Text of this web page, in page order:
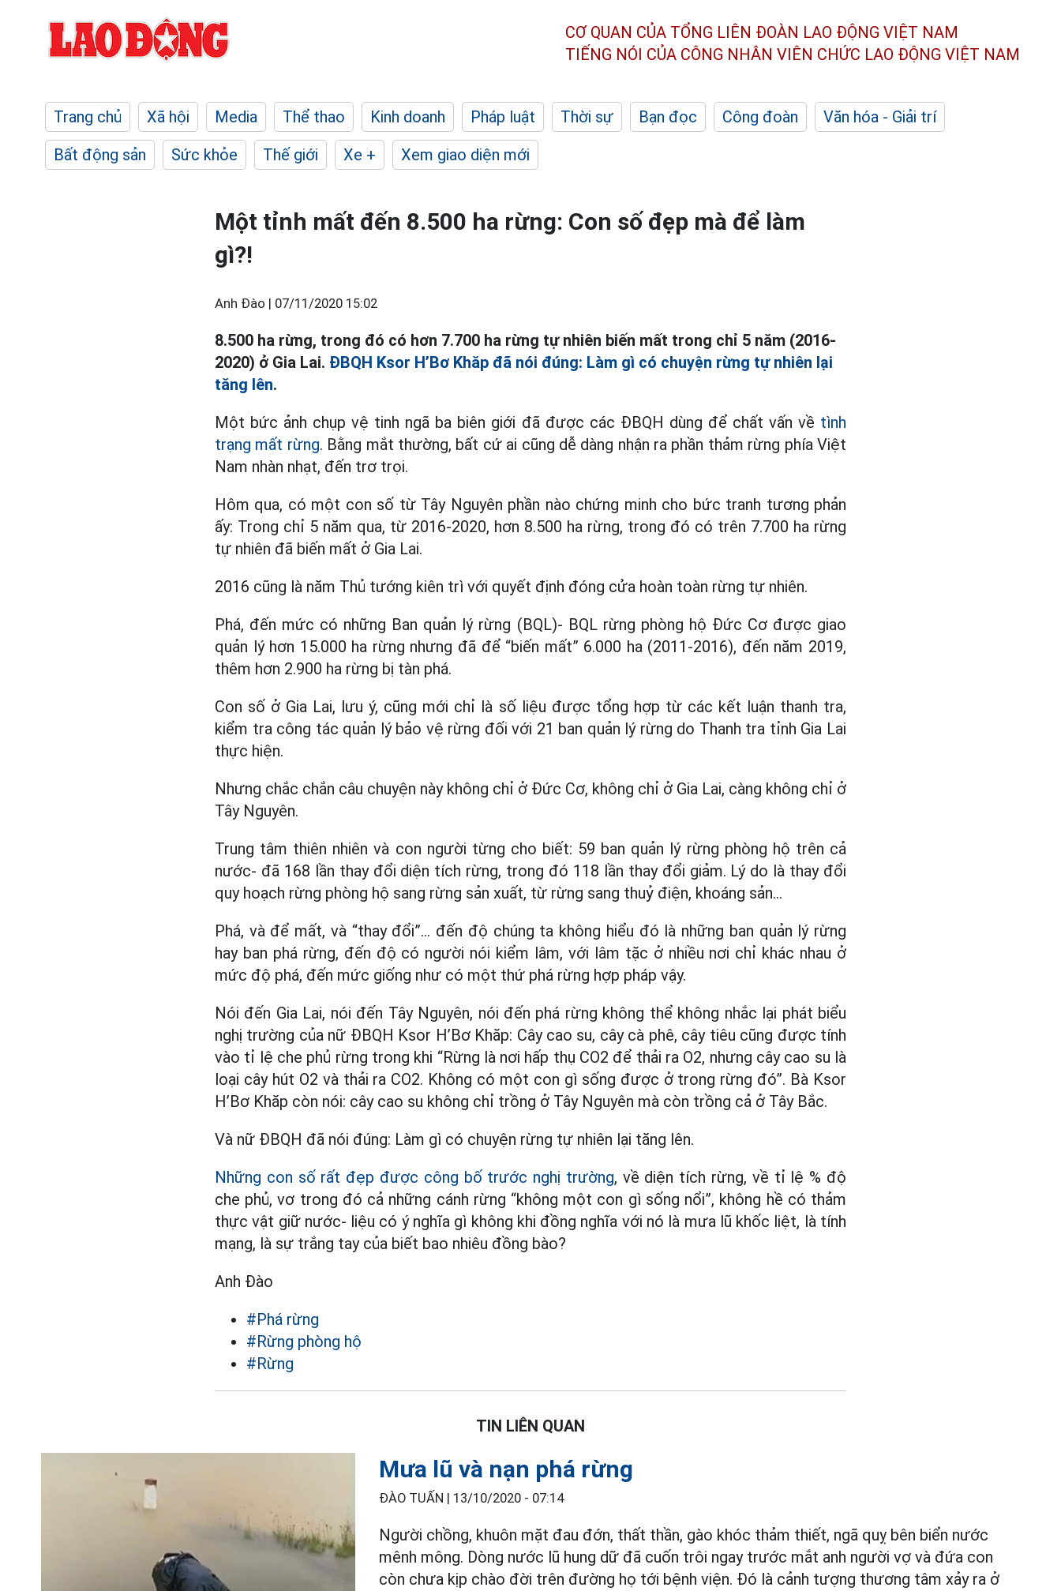
CƠ QUAN CỦA TỔNG LIÊN ĐOÀN LAO ĐỘNG VIỆT NAM
TIẾNG NÓI CỦA CÔNG NHÂN VIÊN CHỨC LAO ĐỘNG VIỆT NAM
Trang chủ Xã hội Media Thể thao Kinh doanh Pháp luật Thời sự Bạn đọc Công đoàn
Văn hóa - Giải trí
Bất động sản
Sức khỏe Thế giới Xe + Xem giao diện mới
Một tỉnh mất đến 8.500 ha rừng: Con số đẹp mà để làm
gì?!
Anh Đào | 07/11/2020 15:02
8.500 ha rừng, trong đó có hơn 7.700 ha rừng tự nhiên biến mất trong chỉ 5 năm (2016-
2020) ở Gia Lai. ĐBQH Ksor H’Bơ Khăp đã nói đúng: Làm gì có chuyện rừng tự nhiên lại
tăng lên.
Một bức ảnh chụp vệ tinh ngã ba biên giới đã được các ĐBQH dùng để chất vấn về tình
trạng mất rừng. Bằng mắt thường, bất cứ ai cũng dễ dàng nhận ra phần thảm rừng phía Việt
Nam nhàn nhạt, đến trơ trọi.
Hôm qua, có một con số từ Tây Nguyên phần nào chứng minh cho bức tranh tương phản
ấy: Trong chỉ 5 năm qua, từ 2016-2020, hơn 8.500 ha rừng, trong đó có trên 7.700 ha rừng
tự nhiên đã biến mất ở Gia Lai.
2016 cũng là năm Thủ tướng kiên trì với quyết định đóng cửa hoàn toàn rừng tự nhiên.
Phá, đến mức có những Ban quản lý rừng (BQL)- BQL rừng phòng hộ Đức Cơ được giao
quản lý hơn 15.000 ha rừng nhưng đã để “biến mất” 6.000 ha (2011-2016), đến năm 2019,
thêm hơn 2.900 ha rừng bị tàn phá.
Con số ở Gia Lai, lưu ý, cũng mới chỉ là số liệu được tổng hợp từ các kết luận thanh tra,
kiểm tra công tác quản lý bảo vệ rừng đối với 21 ban quản lý rừng do Thanh tra tỉnh Gia Lai
thực hiện.
Nhưng chắc chắn câu chuyện này không chỉ ở Đức Cơ, không chỉ ở Gia Lai, càng không chỉ ở
Tây Nguyên.
Trung tâm thiên nhiên và con người từng cho biết: 59 ban quản lý rừng phòng hộ trên cả
nước- đã 168 lần thay đổi diện tích rừng, trong đó 118 lần thay đổi giảm. Lý do là thay đổi
quy hoạch rừng phòng hộ sang rừng sản xuất, từ rừng sang thuỷ điện, khoáng sản...
Phá, và để mất, và “thay đổi”... đến độ chúng ta không hiểu đó là những ban quản lý rừng
hay ban phá rừng, đến độ có người nói kiểm lâm, với lâm tặc ở nhiều nơi chỉ khác nhau ở
mức độ phá, đến mức giống như có một thứ phá rừng hợp pháp vậy.
Nói đến Gia Lai, nói đến Tây Nguyên, nói đến phá rừng không thể không nhắc lại phát biểu
nghị trường của nữ ĐBQH Ksor H’Bơ Khăp: Cây cao su, cây cà phê, cây tiêu cũng được tính
vào tỉ lệ che phủ rừng trong khi “Rừng là nơi hấp thụ CO2 để thải ra O2, nhưng cây cao su là
loại cây hút O2 và thải ra CO2. Không có một con gì sống được ở trong rừng đó”. Bà Ksor
H’Bơ Khăp còn nói: cây cao su không chỉ trồng ở Tây Nguyên mà còn trồng cả ở Tây Bắc.
Và nữ ĐBQH đã nói đúng: Làm gì có chuyện rừng tự nhiên lại tăng lên.
Những con số rất đẹp được công bố trước nghị trường, về diện tích rừng, về tỉ lệ % độ
che phủ, vơ trong đó cả những cánh rừng “không một con gì sống nổi”, không hề có thảm
thực vật giữ nước- liệu có ý nghĩa gì không khi đồng nghĩa với nó là mưa lũ khốc liệt, là tính
mạng, là sự trắng tay của biết bao nhiêu đồng bào?
Anh Đào
#Phá rừng
#Rừng phòng hộ
#Rừng
TIN LIÊN QUAN
Mưa lũ và nạn phá rừng
ĐÀO TUẤN | 13/10/2020 - 07:14
Người chồng, khuôn mặt đau đớn, thất thần, gào khóc thảm thiết, ngã quỵ bên biển nước
mênh mông. Dòng nước lũ hung dữ đã cuốn trôi ngay trước mắt anh người vợ và đứa con
còn chưa kịp chào đời trên đường họ tới bệnh viện. Đó là cảnh tượng thương tâm xảy ra ở